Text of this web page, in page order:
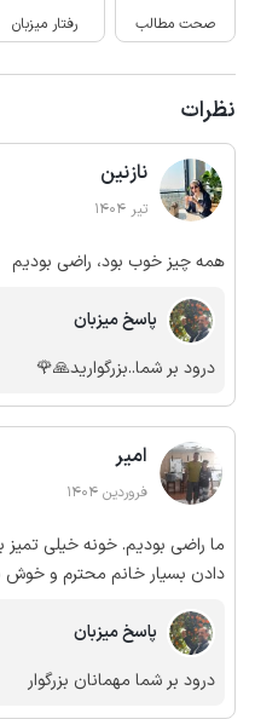
صحت مطالب رفتار میزبان
نظرات
نازنین
تیر 1404
همه چیز خوب بود، راضی بودیم
پاسخ میزبان
درود بر شما..بزرگوارید🙏🌹
امیر
فروردین 1404
ما راضی بودیم. خونه خیلی
دادن بسیار خانم محترم و خوش
پاسخ میزبان
درود بر شما مهمانان بزرگوار